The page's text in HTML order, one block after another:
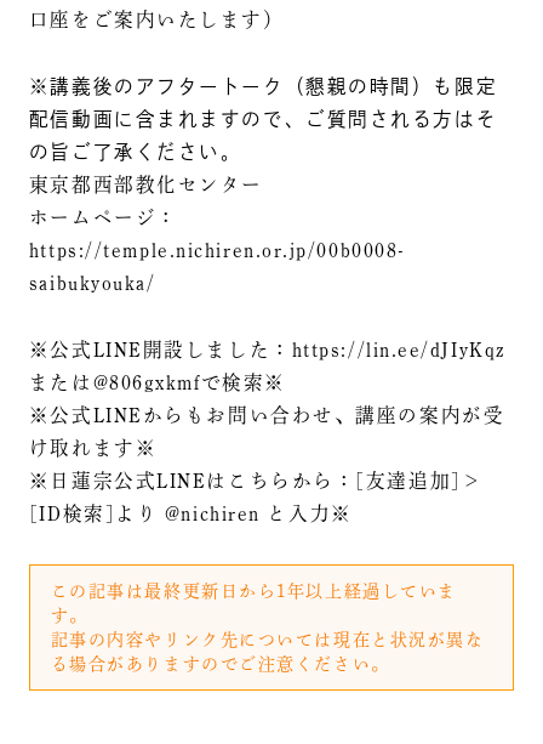
口座をご案内いたします）
※講義後のアフタートーク（懇親の時間）も限定
配信動画に含まれますので、ご質問される方はそ
の旨ご了承ください。
東京都西部教化センター
ホームページ：
https://temple.nichiren.or.jp/00b0008-
saibukyouka/
※公式LINE開設しました：https://lin.ee/dJIyKqz
または@806gxkmfで検索※
※公式LINEからもお問い合わせ、講座の案内が受
け取れます※
※日蓮宗公式LINEはこちらから：[友達追加]＞
[ID検索]より @nichiren と入力※
この記事は最終更新日から1年以上経過していま
す。
記事の内容やリンク先については現在と状況が異な
る場合がありますのでご注意ください。